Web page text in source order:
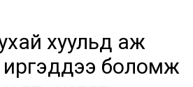
хуульд аж
иргэддээ боломж